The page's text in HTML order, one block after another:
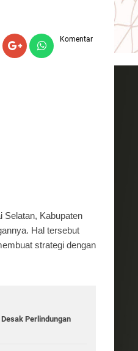
Komentar
Selatan, Kabupaten
Hal tersebut
strategi dengan
Perlindungan